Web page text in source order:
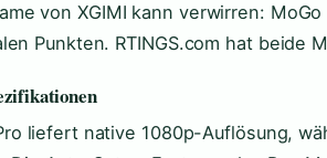
von XGIMI kann verwirren:
Punkten. RTINGS.com hat
liefert native 1080p-Auflösung,